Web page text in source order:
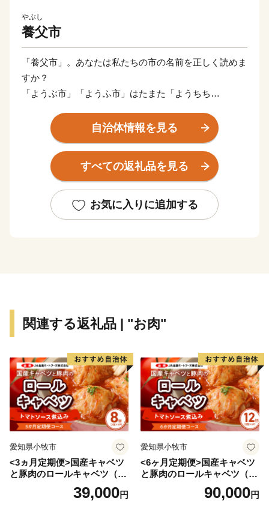
やぶし
養父市
「養父市」。あなたは私たちの市の名前を正しく読めま
すか？
「ようぶ市」「ようふ市」はたまた「ようちち
正解は「やぶ市」と言います。漢字が難しすぎてあまり
知られていないのですが、実は色々と凄いんです！！
兵庫県の北部「但馬地域」の真ん中に位置する「養父
（やぶ）市」は、人口23,454人（令和元年５月現在）。
（中山間農業改革特区）に指定され、中山間地域の農業
て農業関連だけでなく、自家用有償旅客事業（やぶく
る）やテレビ電話を用いた遠隔服薬指導等、地域活性化
への取組を展開しています。このように、「養父（や
ぶ）市」は、素晴らしい観光資源と国家戦略特区を活か
した様々な取組を通じて頑張っています！
自治体情報を見る
すべての返礼品を見る
お気に入りに追加する
関連する返礼品 | "お肉"
愛知県小牧市
<3ヵ月定期便>国産キャベツ
と豚肉のロールキャベツ（4P
39,000円
愛知県小牧市
<6ヶ月定期便>国産キャベツ
と豚肉のロールキャベツ（6P
90,000円